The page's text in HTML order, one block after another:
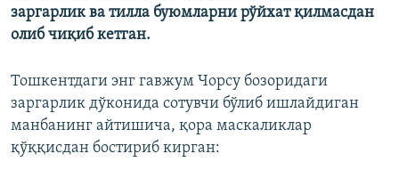
заргарлик ва тилла буюмларни рўйхат қилмасдан
олиб чиқиб кетган.
Тошкентдаги энг гавжум Чорсу бозоридаги
заргарлик дўконида сотувчи бўлиб ишлайдиган
манбанинг айтишича, қора маскаликлар
қўққисдан бостириб кирган: